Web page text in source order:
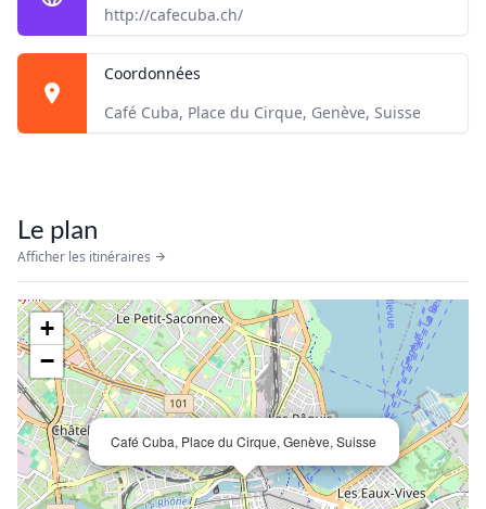
http://cafecuba.ch/
Coordonnées
Café Cuba, Place du Cirque, Genève, Suisse
Le plan
Afficher les itinéraires
Café Cuba, Place du Cirque, Genève, Suisse
+
−